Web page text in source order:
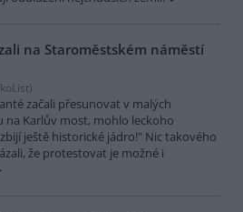
na Staroměstském náměstí
začali přesunovat v malých
na Karlův most, mohlo leckoho
ještě historické jádro!" Nic takového
že protestovat je možné i